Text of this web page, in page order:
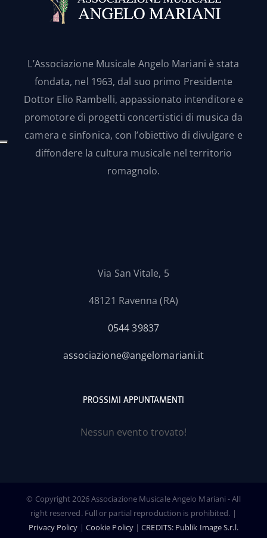
L’Associazione Musicale Angelo Mariani è stata
fondata, nel 1963, dal suo primo Presidente
Dottor Elio Rambelli, appassionato intenditore e
promotore di progetti concertistici di musica da
camera e sinfonica, con l’obiettivo di divulgare e
diffondere la cultura musicale nel territorio
romagnolo.
Via San Vitale, 5
48121 Ravenna (RA)
0544 39837
associazione@angelomariani.it
PROSSIMI APPUNTAMENTI
Nessun evento trovato!
© Copyright2026 Associazione Musicale Angelo Mariani - All
right reserved. Full or partial reproduction is prohibited. |
Privacy Policy | Cookie Policy|CREDITS: Publik Image S.r.l.